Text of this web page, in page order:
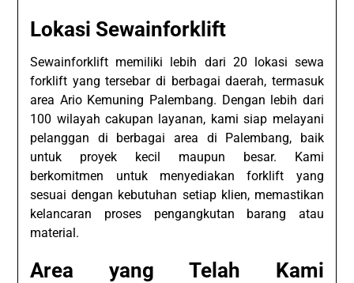
Lokasi Sewainforklift
Sewainforklift memiliki lebih dari 20 lokasi sewa
forklift yang tersebar di berbagai daerah, termasuk
area Ario Kemuning Palembang. Dengan lebih dari
100 wilayah cakupan layanan, kami siap melayani
pelanggan di berbagai area di Palembang, baik
untuk proyek kecil maupun besar. Kami
berkomitmen untuk menyediakan forklift yang
sesuai dengan kebutuhan setiap klien, memastikan
kelancaran proses pengangkutan barang atau
material.
Area yang Telah Kami